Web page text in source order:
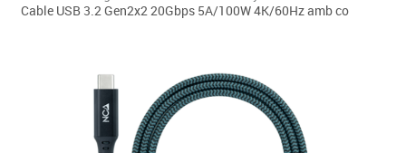
Cable USB 3.2 Gen2x2 20Gbps 5A/100W 4K/60Hz amb co